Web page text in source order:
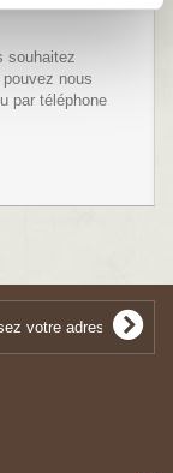
souhaitez
nous
par téléphone